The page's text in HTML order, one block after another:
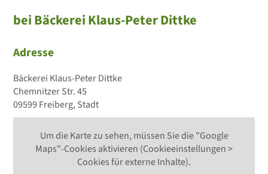
bei Bäckerei Klaus-Peter Dittke
Adresse
Bäckerei Klaus-Peter Dittke
Chemnitzer Str. 45
09599 Freiberg, Stadt
Um die Karte zu sehen, müssen Sie die "Google
Maps"-Cookies aktivieren (Cookieeinstellungen >
Cookies für externe Inhalte).